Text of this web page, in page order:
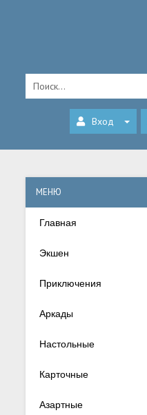
Вход
МЕНЮ
Главная
Экшен
Приключения
Аркады
Настольные
Карточные
Азартные